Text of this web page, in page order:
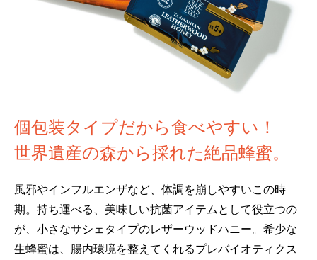
個包装タイプだから食べやすい！
世界遺産の森から採れた絶品蜂蜜。
風邪やインフルエンザなど、体調を崩しやすいこの時
期。持ち運べる、美味しい抗菌アイテムとして役立つの
が、小さなサシェタイプのレザーウッドハニー。希少な
生蜂蜜は、腸内環境を整えてくれるプレバイオティクス